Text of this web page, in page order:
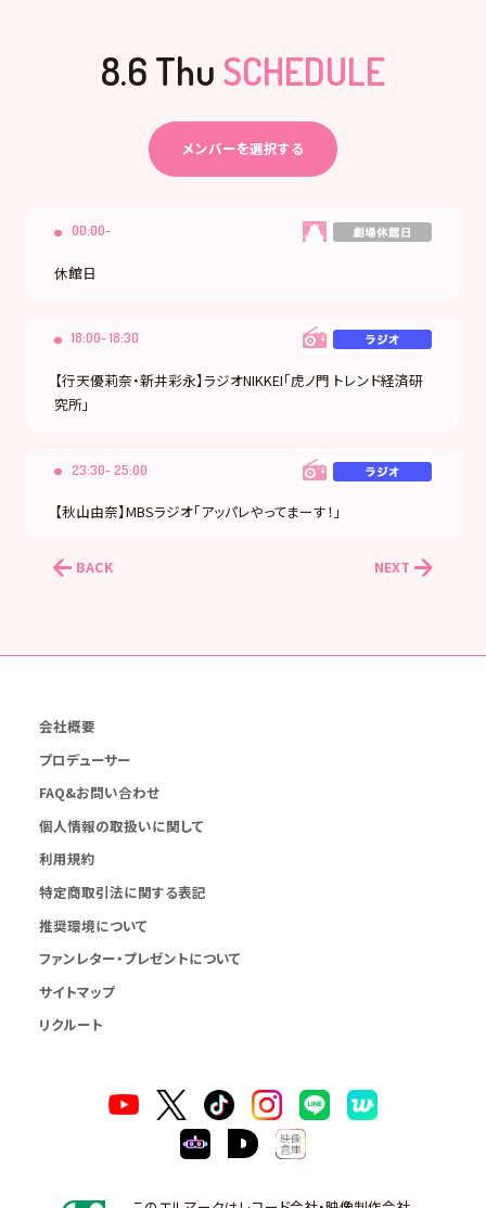
8.6 Thu SCHEDULE
メンバーを選択する
00:00-
休館日
18:00- 18:30
【行天優莉奈・新井彩永】ラジオNIKKEI「虎ノ門 トレンド経済研
究所」
23:30- 25:00
【秋山由奈】MBSラジオ「アッパレやってまーす！」
BACK NEXT
会社概要
プロデューサー
FAQ&お問い合わせ
個人情報の取扱いに関して
利用規約
特定商取引法に関する表記
推奨環境について
ファンレター・プレゼントについて
サイトマップ
リクルート